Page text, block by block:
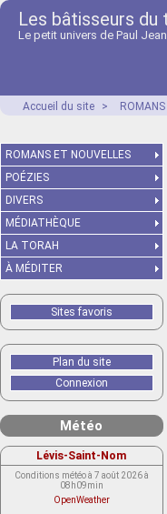
Les bâtisseurs du
Le petit univers de Paul
Accueil du site >
ROMANS ET NOUVELLES
POÉZIES
DIVERS
MÉDIATHÈQUE
LA TORAH
À MÉDITER
Sites favoris
Plan du site
Connexion
Météo
Lévis-Saint-Nom
Conditions météo à 7 août 2026 à
08h09min
OpenWeather